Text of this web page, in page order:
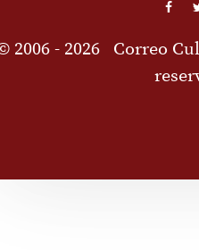
2006 - 2026 Correo